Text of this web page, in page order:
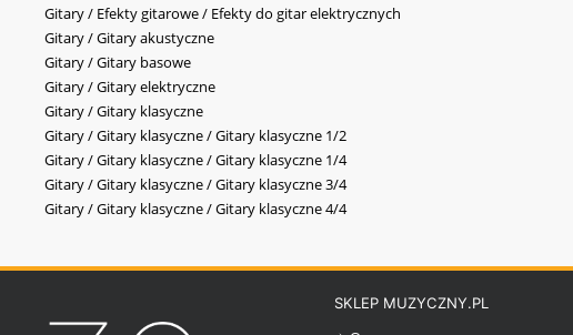
Gitary / Efekty gitarowe / Efekty do gitar elektrycznych
Gitary / Gitary akustyczne
Gitary / Gitary basowe
Gitary / Gitary elektryczne
Gitary / Gitary klasyczne
Gitary / Gitary klasyczne / Gitary klasyczne 1/2
Gitary / Gitary klasyczne / Gitary klasyczne 1/4
Gitary / Gitary klasyczne / Gitary klasyczne 3/4
Gitary / Gitary klasyczne / Gitary klasyczne 4/4
SKLEP MUZYCZNY.PL